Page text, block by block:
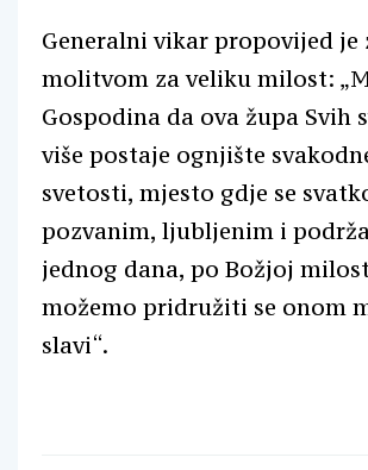
Generalni vikar propovijed je
molitvom za veliku milost:
Gospodina da ova župa Svih
više postaje ognjište
svetosti, mjesto gdje se
pozvanim, ljubljenim i
jednog dana, po Božjoj
možemo pridružiti se onom
slavi“.